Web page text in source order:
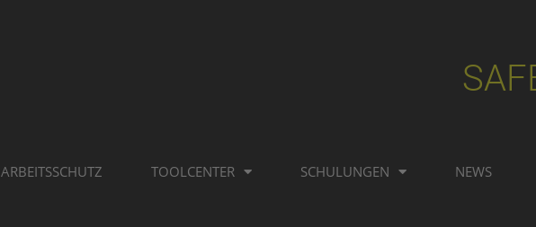
ARBEITSSCHUTZ TOOLCENTER SCHULUNGEN NEWS